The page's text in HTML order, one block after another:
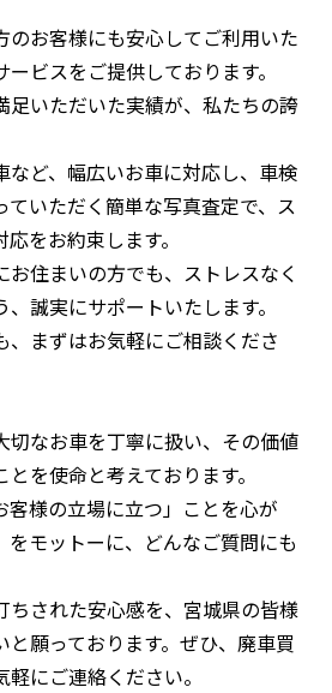
のお客様にも安心してご利用いた
ビスをご提供しております。
足いただいた実績が、私たちの誇
など、幅広いお車に対応し、車検
ていただく簡単な写真査定で、ス
をお約束します。
お住まいの方でも、ストレスなく
誠実にサポートいたします。
、まずはお気軽にご相談くださ
切なお車を丁寧に扱い、その価値
を使命と考えております。
客様の立場に立つ」ことを心が
をモットーに、どんなご質問にも
ちされた安心感を、宮城県の皆様
と願っております。ぜひ、廃車買
にご連絡ください。